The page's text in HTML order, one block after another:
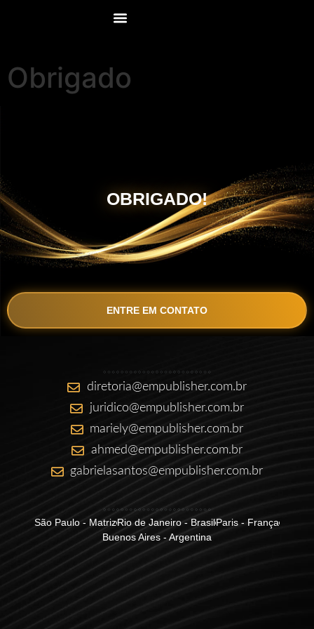
Obrigado
OBRIGADO!
ENTRE EM CONTATO
diretoria@empublisher.com.br
juridico@empublisher.com.br
mariely@empublisher.com.br
ahmed@empublisher.com.br
gabrielasantos@empublisher.com.br
São Paulo - MatrizRio de Janeiro - BrasilParis - França
Buenos Aires - Argentina